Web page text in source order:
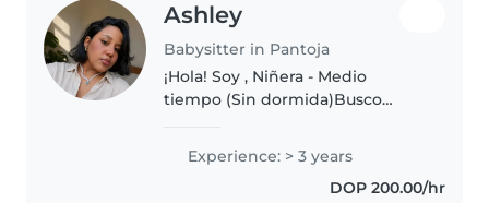
Ashley
Babysitter in Pantoja
¡Hola! Soy , Niñera - Medio
tiempo (Sin dormida)Busco
turno, entrada y salida. Si desea
alguna otra labor, lo hablamos
por el chat. Interesados escribir..
Experience: > 3 years
DOP 200.00/hr